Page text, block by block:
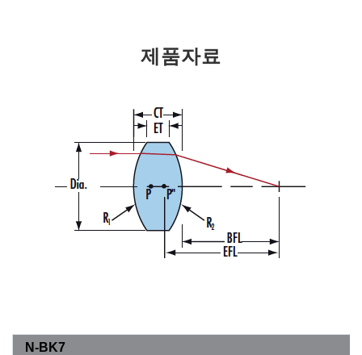
제품자료
N-BK7